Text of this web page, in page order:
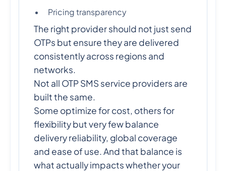
Pricing transparency
The right provider should not just send
OTPs but ensure they are delivered
consistently across regions and
networks.
Not all OTP SMS service providers are
built the same.
Some optimize for cost, others for
flexibility but very few balance
delivery reliability, global coverage
and ease of use. And that balance is
what actually impacts whether your